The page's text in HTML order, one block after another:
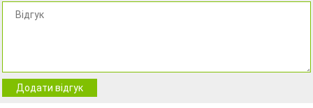
Додати відгук